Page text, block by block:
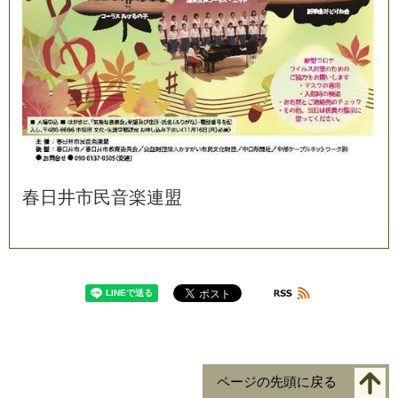
春日井市民音楽連盟
ページの先頭に戻る